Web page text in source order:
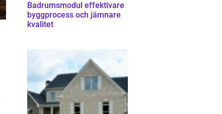
Badrumsmodul effektivare
byggprocess och jämnare
kvalitet